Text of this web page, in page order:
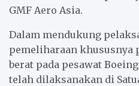
GMF Aero Asia.
Dalam mendukung
pemeliharaan khususnya
berat pada pesawat
telah dilaksanakan di